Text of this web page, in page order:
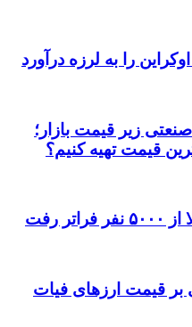
را به لرزه درآورد
زیر قیمت بازار؛
قیمت تهیه کنیم؟
رفت
بر قیمت ارزهای فیات